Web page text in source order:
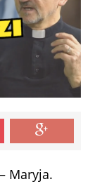
Maryja.